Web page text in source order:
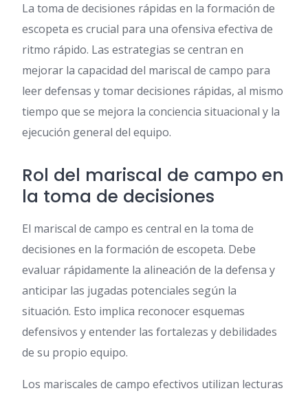
La toma de decisiones rápidas en la formación de
escopeta es crucial para una ofensiva efectiva de
ritmo rápido. Las estrategias se centran en
mejorar la capacidad del mariscal de campo para
leer defensas y tomar decisiones rápidas, al mismo
tiempo que se mejora la conciencia situacional y la
ejecución general del equipo.
Rol del mariscal de campo en
la toma de decisiones
El mariscal de campo es central en la toma de
decisiones en la formación de escopeta. Debe
evaluar rápidamente la alineación de la defensa y
anticipar las jugadas potenciales según la
situación. Esto implica reconocer esquemas
defensivos y entender las fortalezas y debilidades
de su propio equipo.
Los mariscales de campo efectivos utilizan lecturas